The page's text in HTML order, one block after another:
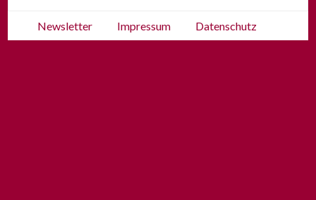
Newsletter Impressum Datenschutz